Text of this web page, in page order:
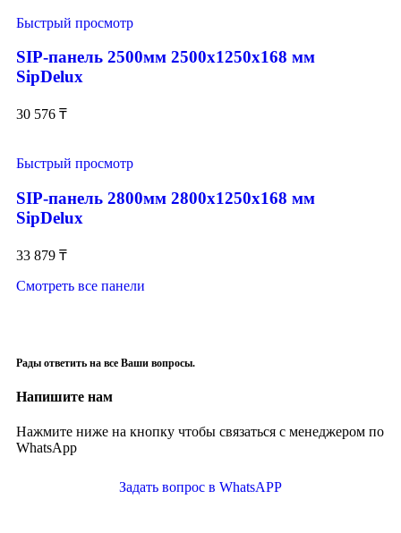
Быстрый просмотр
SIP-панель 2500мм 2500x1250x168 мм
SipDelux
30 576 ₸
Быстрый просмотр
SIP-панель 2800мм 2800x1250x168 мм
SipDelux
33 879 ₸
Смотреть все панели
Рады ответить на все Ваши вопросы.
Напишите нам
Нажмите ниже на кнопку чтобы связаться с менеджером по
WhatsApp
Задать вопрос в WhatsAPP